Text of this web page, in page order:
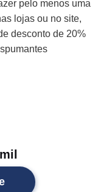
pelo menos uma
lojas ou no site,
desconto de 20%